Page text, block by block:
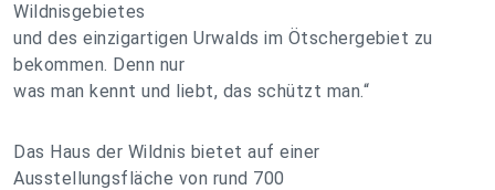
Wildnisgebietes
und des einzigartigen Urwalds im Ötschergebiet zu
bekommen. Denn nur
was man kennt und liebt, das schützt man.“
Das Haus der Wildnis bietet auf einer
Ausstellungsfläche von rund 700